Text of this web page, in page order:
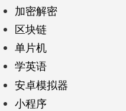
加密解密
区块链
单片机
学英语
安卓模拟器
小程序